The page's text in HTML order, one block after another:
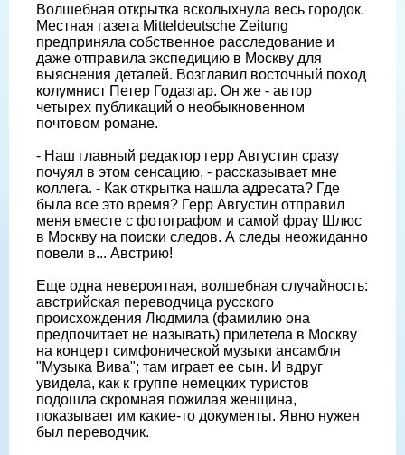
Волшебная открытка всколыхнула весь городок.
Местная газета Mitteldeutsche Zeitung
предприняла собственное расследование и
даже отправила экспедицию в Москву для
выяснения деталей. Возглавил восточный поход
колумнист Петер Годазгар. Он же - автор
четырех публикаций о необыкновенном
почтовом романе.
- Наш главный редактор герр Августин сразу
почуял в этом сенсацию, - рассказывает мне
коллега. - Как открытка нашла адресата? Где
была все это время? Герр Августин отправил
меня вместе с фотографом и самой фрау Шлюс
в Москву на поиски следов. А следы неожиданно
повели в... Австрию!
Еще одна невероятная, волшебная случайность:
австрийская переводчица русского
происхождения Людмила (фамилию она
предпочитает не называть) прилетела в Москву
на концерт симфонической музыки ансамбля
"Музыка Вива"; там играет ее сын. И вдруг
увидела, как к группе немецких туристов
подошла скромная пожилая женщина,
показывает им какие-то документы. Явно нужен
был переводчик.